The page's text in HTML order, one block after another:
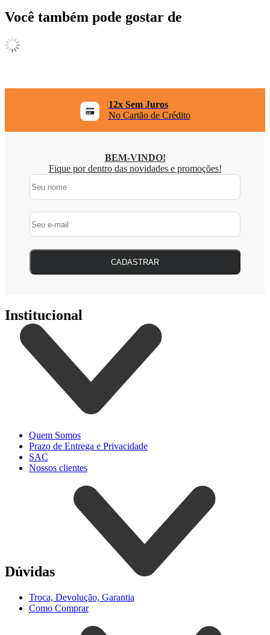
Você também pode gostar de
12x Sem Juros
No Cartão de Crédito
BEM-VINDO!
Fique por dentro das novidades e promoções!
CADASTRAR
Institucional
Quem Somos
Prazo de Entrega e Privacidade
SAC
Nossos clientes
Dúvidas
Troca, Devolução, Garantia
Como Comprar